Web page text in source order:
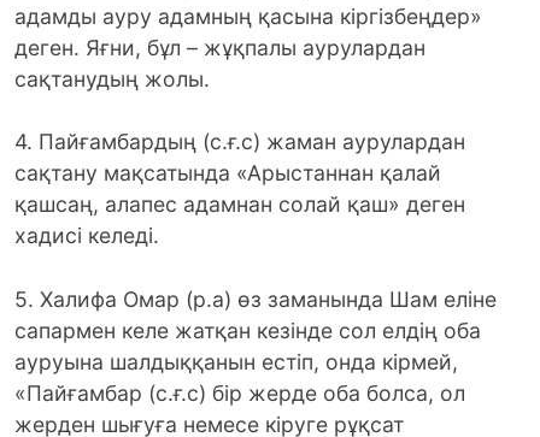
адамды ауру адамның қасына кіргізбеңдер»
деген. Яғни, бұл – жұқпалы аурулардан
сақтанудың жолы.
4. Пайғамбардың (с.ғ.с) жаман аурулардан
сақтану мақсатында «Арыстаннан қалай
қашсаң, алапес адамнан солай қаш» деген
хадисі келеді.
5. Халифа Омар (р.а) өз заманында Шам еліне
сапармен келе жатқан кезінде сол елдің оба
ауруына шалдыққанын естіп, онда кірмей,
«Пайғамбар (с.ғ.с) бір жерде оба болса, ол
жерден шығуға немесе кіруге рұқсат